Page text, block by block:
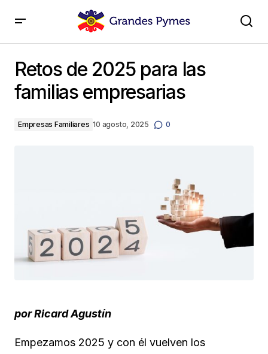
Retos de 2025 para las
familias empresarias
Empresas Familiares 10 agosto, 2025 0
por Ricard Agustín
Empezamos 2025 y con él vuelven los